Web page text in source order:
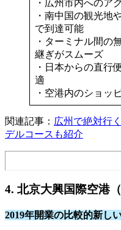
・広州市内へのア
・南中国の観光地
で到達可能
・ターミナル間の
継ぎがスムーズ
・日本からの直行
適
・空港内のショッ
関連記事： 広州で絶対行
デルコースも紹介
4. 北京大興国際空港
2019年開業の比較的新し